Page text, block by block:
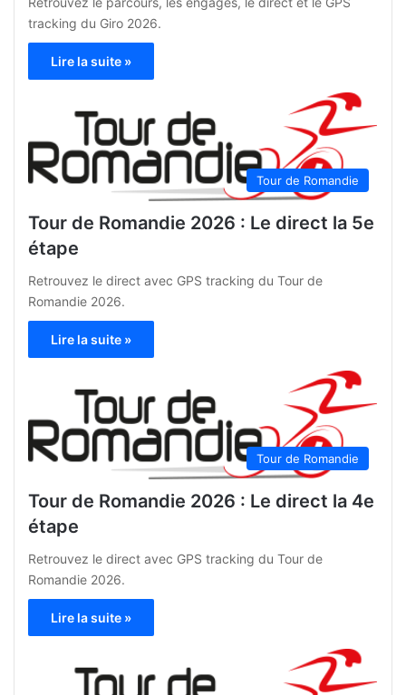
tracking du Giro 2026.
Lire la suite »
Tour de Romandie
Tour de Romandie 2026 : Le direct la 5e
étape
Retrouvez le direct avec GPS tracking du Tour de
Romandie 2026.
Lire la suite »
Tour de Romandie
Tour de Romandie 2026 : Le direct la 4e
étape
Retrouvez le direct avec GPS tracking du Tour de
Romandie 2026.
Lire la suite »